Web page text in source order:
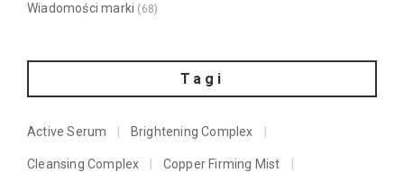
Wiadomości marki (68)
Tagi
Active Serum Brightening Complex
Cleansing Complex Copper Firming Mist